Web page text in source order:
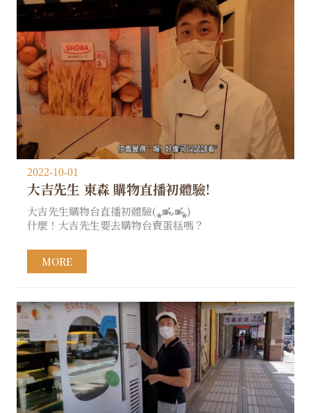
2022-10-01
大吉先生 東森 購物直播初體驗!
大吉先生購物台直播初體驗(⁎⁍̴̛ᴗ⁍̴̛⁎)​
什麼！大吉先生要去購物台賣蛋糕嗎？​
MORE